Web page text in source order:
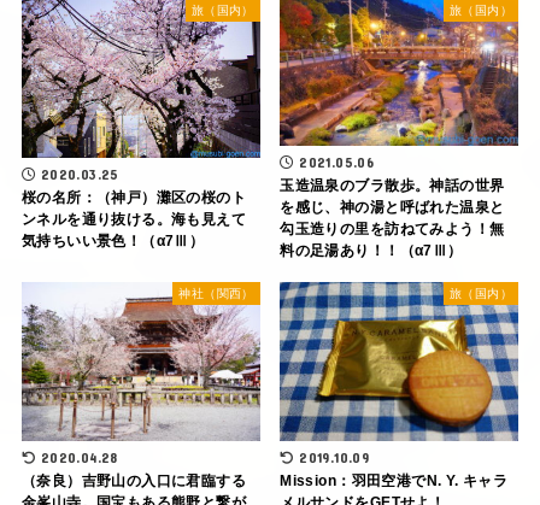
旅（国内）
2020.03.25
桜の名所：（神戸）灘区の桜のト
ンネルを通り抜ける。海も見えて
気持ちいい景色！（α7Ⅲ）
旅（国内）
2021.05.06
玉造温泉のブラ散歩。神話の世界
を感じ、神の湯と呼ばれた温泉と
勾玉造りの里を訪ねてみよう！無
料の足湯あり！！（α7Ⅲ）
神社（関西）
2020.04.28
（奈良）吉野山の入口に君臨する
旅（国内）
2019.10.09
Mission：羽田空港でN. Y. キャラ